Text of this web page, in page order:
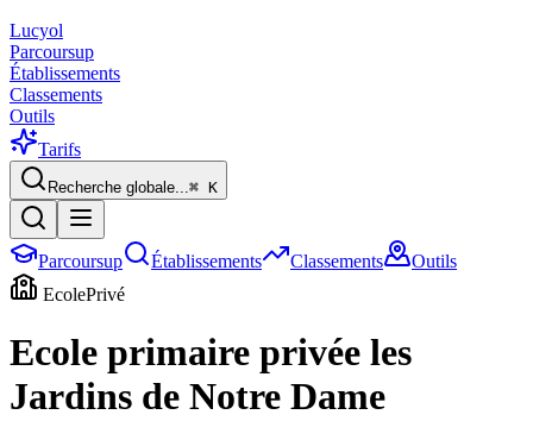
Lucyol
Parcoursup
Établissements
Classements
Outils
Tarifs
Recherche globale...⌘ K
Parcoursup Établissements Classements
Outils
EcolePrivé
Ecole primaire privée les
Jardins de Notre Dame